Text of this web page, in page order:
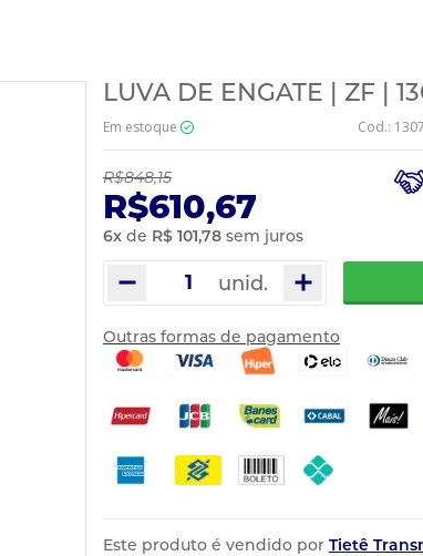
LUVA DE ENGATE | ZF |
Em estoque Cod.:
R$848,15
R$610,67
6x de R$ 101,78 sem juros
unid.
Outras formas de pagamento
Este produto é vendido por Tietê